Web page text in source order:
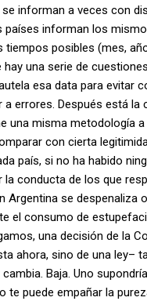
se informan a veces con
países informan los
tiempos posibles (mes,
hay una serie de
esa data para evitar
a errores. Después está la
una misma metodología
con cierta
país, si no ha habido
la conducta de los que
Argentina se despenaliza
el consumo de
una decisión de la
ahora, sino de una ley–
Baja. Uno
te puede empañar la